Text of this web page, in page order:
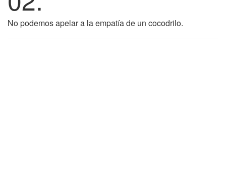
No podemos apelar a la empatía de un cocodrilo.